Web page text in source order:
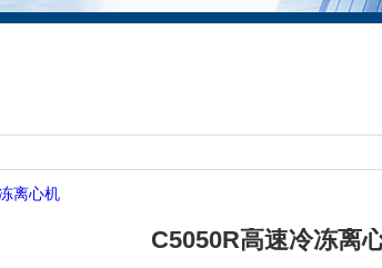
C5050R高速冷冻离